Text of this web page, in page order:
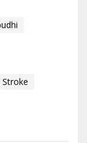
Stroke